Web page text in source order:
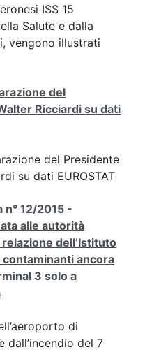
ISS 15
Salute e dalla
vengono illustrati
del
Ricciardi su dati
del Presidente
su dati EUROSTAT
n° 12/2015 -
alle autorità
dell’Istituto
ancora
3 solo a
di
dall’incendio del 7